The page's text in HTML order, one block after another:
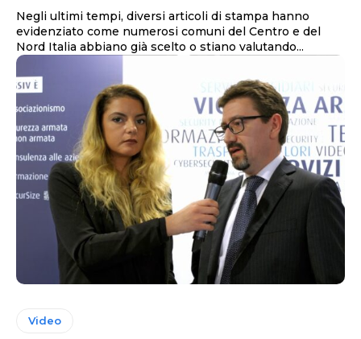
Negli ultimi tempi, diversi articoli di stampa hanno
evidenziato come numerosi comuni del Centro e del
Nord Italia abbiano già scelto o stiano valutando...
Video